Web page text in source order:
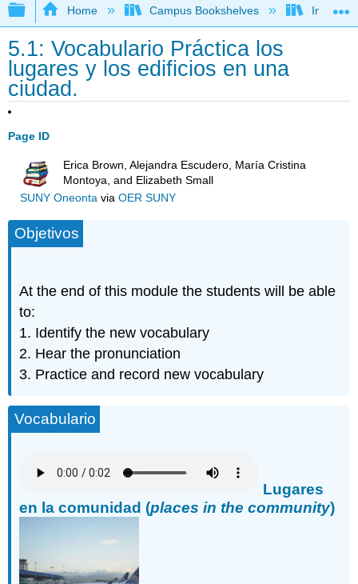
Expand/collapse global hierarchy
Home Campus Bookshelves Imperial
5.1: Vocabulario Práctica los
lugares y los edificios en una
ciudad.
Page ID
Erica Brown, Alejandra Escudero, María Cristina
Montoya, and Elizabeth Small
SUNY Oneontavia OER SUNY
Objetivos
At the end of this module the students will be able
to:
1. Identify the new vocabulary
2. Hear the pronunciation
3. Practice and record new vocabulary
Vocabulario
Lugares
en la comunidad (places in the community)